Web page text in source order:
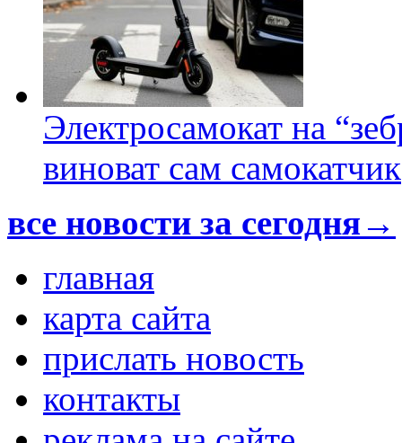
Электросамокат на
виноват сам самокатчик
все новости за сегодня→
главная
карта сайта
прислать новость
контакты